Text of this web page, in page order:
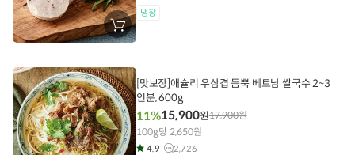
장
바
에
담
기
냉장
[맛보장]애슐리 우삼겹 듬뿍 베트남 쌀국수 2~3
인분, 600g
11%15,900원17,900원
100g당 2,650원
4.9
2,726